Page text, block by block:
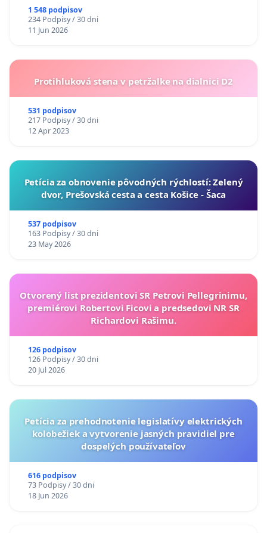
1 548 podpisov
234 Podpisy / 30 dni
11 Jun 2026
Protihluková stena v petržalke na dialnici D2
531 podpisov
217 Podpisy / 30 dni
12 Apr 2023
​Petícia za obnovenie pôvodných rýchlostí: Zelený
dvor, Prešovská cesta a cesta Košice - Šaca
537 podpisov
163 Podpisy / 30 dni
23 May 2026
Otvorený list prezidentovi SR Petrovi Pellegrinimu,
premiérovi Robertovi Ficovi a predsedovi NR SR
Richardovi Rašimu.
126 podpisov
126 Podpisy / 30 dni
20 Jul 2026
Petícia za prehodnotenie legislatívy elektrických
kolobežiek a vytvorenie jasných pravidiel pre
dospelých používateľov
616 podpisov
73 Podpisy / 30 dni
18 Jun 2026